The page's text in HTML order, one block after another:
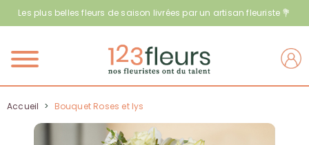
Les plus belles fleurs de saison livrées par un artisan fleuriste 💐
Menu
Accueil > Bouquet Roses et lys